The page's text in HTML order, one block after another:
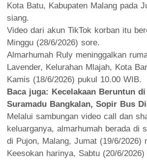
Kota Batu, Kabupaten Malang pada
siang.
Video dari akun TikTok korban itu
Minggu (28/6/2026) sore.
Almarhumah Ruly meninggalkan
Lavender, Kelurahan Mlajah, Kota
Kamis (18/6/2026) pukul 10.00 WIB.
Baca juga: Kecelakaan Beruntun
Suramadu Bangkalan, Sopir Bus
Melalui sambungan video call dan
keluarganya, almarhumah berada di
di Pujon, Malang, Jumat (19/6/2026)
Keesokan harinya, Sabtu (20/6/